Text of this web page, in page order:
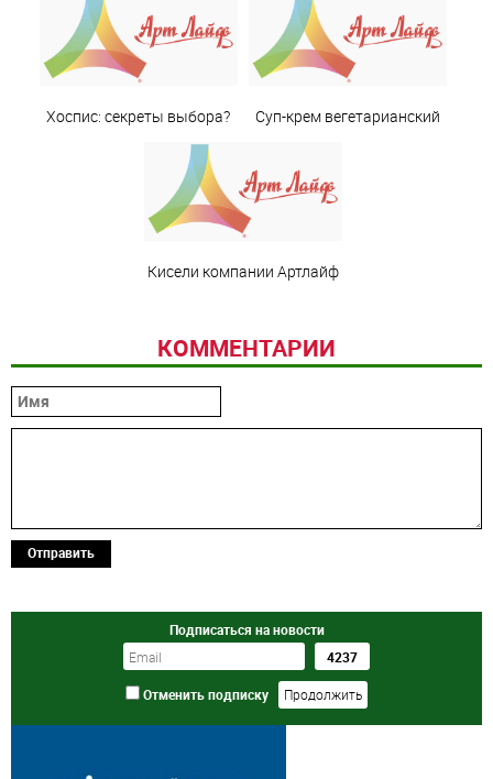
Хоспис: секреты выбора? Суп-крем вегетарианский
Кисели компании Артлайф
КОММЕНТАРИИ
Отправить
Подписаться на новости
Отменить подписку